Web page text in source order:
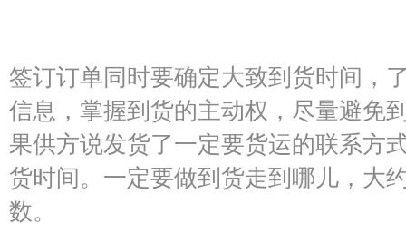
签订订单同时要确定大致到货时间，
信息，掌握到货的主动权，尽量避免
果供方说发货了一定要货运的联系方
货时间。一定要做到货走到哪儿，大
数。